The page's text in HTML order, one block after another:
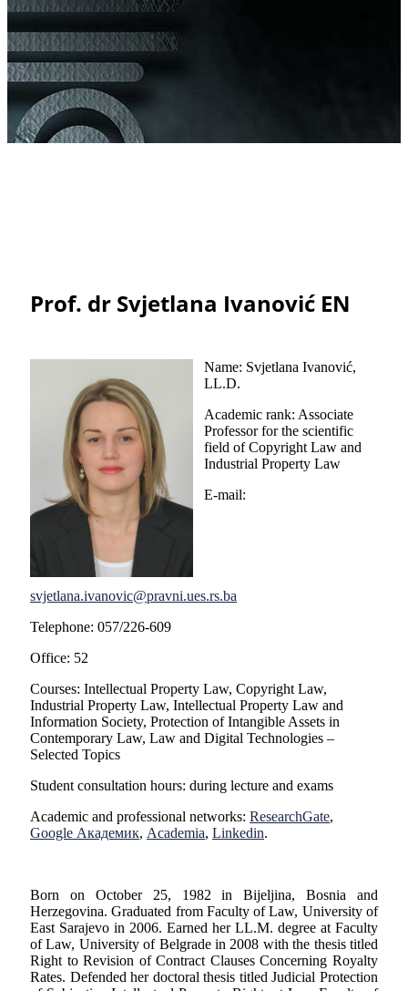
Prof. dr Svjetlana Ivanović EN
Name: Svjetlana Ivanović,
LL.D.
Academic rank: Associate
Professor for the scientific
field of Copyright Law and
Industrial Property Law
E-mail:
svjetlana.ivanovic@pravni.ues.rs.ba
Telephone: 057/226-609
Office: 52
Courses: Intellectual Property Law, Copyright Law,
Industrial Property Law, Intellectual Property Law and
Information Society, Protection of Intangible Assets in
Contemporary Law, Law and Digital Technologies –
Selected Topics
Student consultation hours: during lecture and exams
Academic and professional networks: ResearchGate,
Google Академик, Academia, Linkedin.
Born on October 25, 1982 in Bijeljina, Bosnia and
Herzegovina. Graduated from Faculty of Law, University of
East Sarajevo in 2006. Earned her LL.M. degree at Faculty
of Law, University of Belgrade in 2008 with the thesis titled
Right to Revision of Contract Clauses Concerning Royalty
Rates. Defended her doctoral thesis titled Judicial Protection